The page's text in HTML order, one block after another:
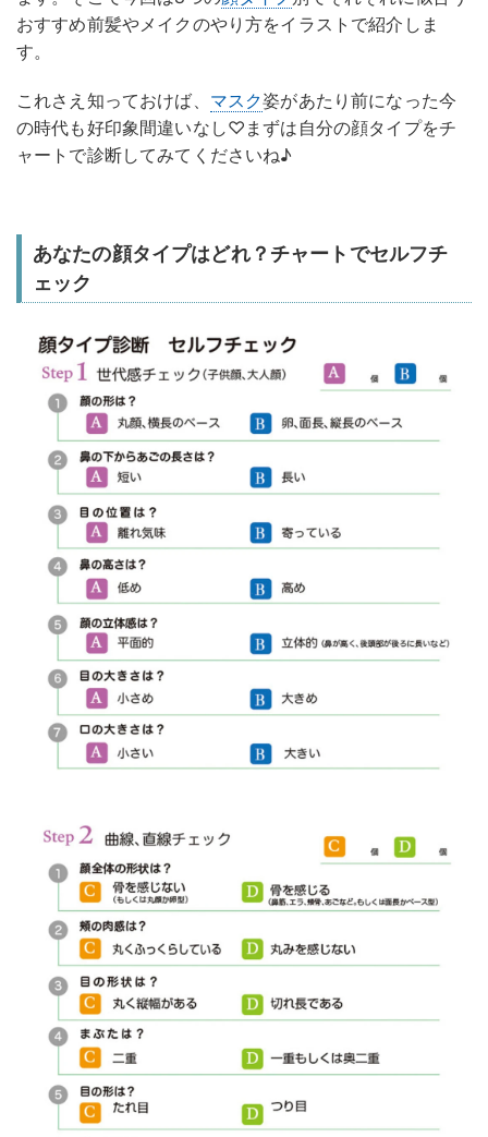
おすすめ前髪やメイクのやり方をイラストで紹介しま
す。
これさえ知っておけば、 マスク姿があたり前になった今
の時代も好印象間違いなし♡まずは自分の顔タイプをチ
ャートで診断してみてくださいね♪
あなたの顔タイプはどれ？チャートでセルフチ
ェック